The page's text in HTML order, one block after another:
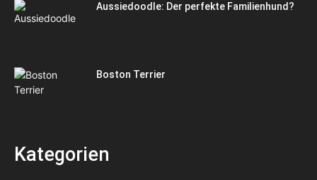
Aussiedoodle: Der perfekte Familienhund?
Boston Terrier
Kategorien